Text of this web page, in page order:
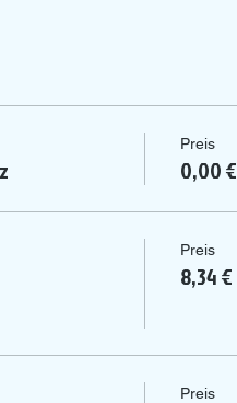
Preis
0,00 €
Preis
8,34 €
Preis